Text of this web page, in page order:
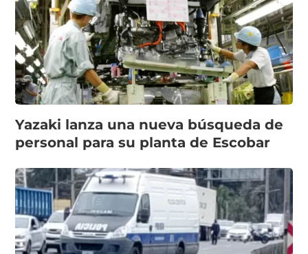
Yazaki lanza una nueva búsqueda de
personal para su planta de Escobar